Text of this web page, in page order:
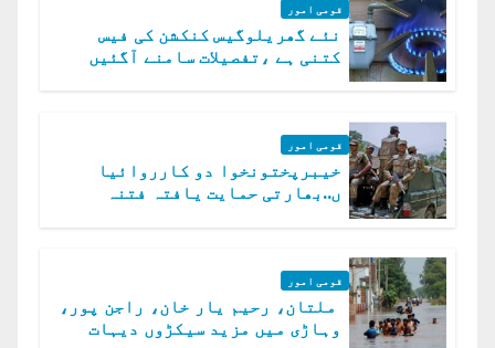
قومی امور
نئے گھریلوگیس کنکشن کی فیس
کتنی ہے ،تفصیلات سامنے آگئیں
قومی امور
خیبرپختونخوا دو کارروائیا
ں..بھارتی حمایت یافتہ فتنہ
قومی امور
ملتان، رحیم یار خان، راجن پور،
وہاڑی میں مزید سیکڑوں دیہات